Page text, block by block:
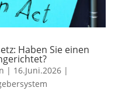
Haben Sie einen
| 16.Juni.2026|